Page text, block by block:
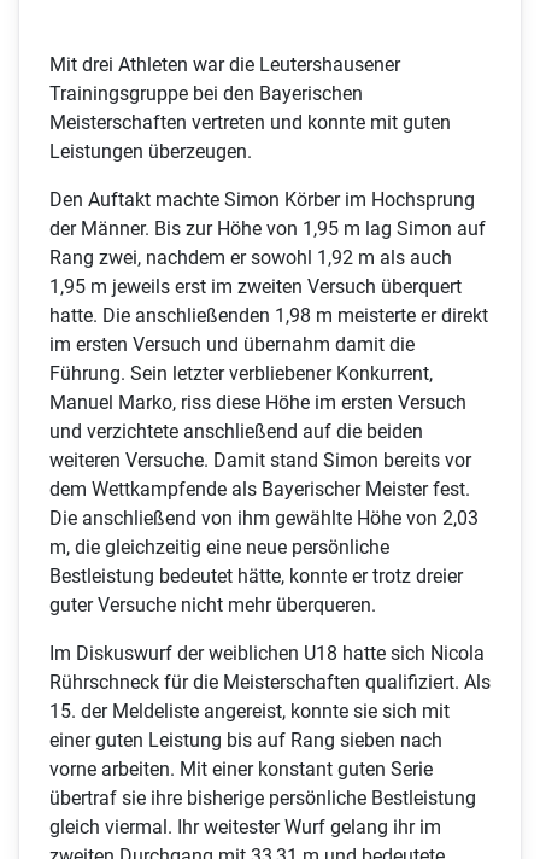
Mit drei Athleten war die Leutershausener
Trainingsgruppe bei den Bayerischen
Meisterschaften vertreten und konnte mit guten
Leistungen überzeugen.
Den Auftakt machte Simon Körber im Hochsprung
der Männer. Bis zur Höhe von 1,95 m lag Simon auf
Rang zwei, nachdem er sowohl 1,92 m als auch
1,95 m jeweils erst im zweiten Versuch überquert
hatte. Die anschließenden 1,98 m meisterte er direkt
im ersten Versuch und übernahm damit die
Führung. Sein letzter verbliebener Konkurrent,
Manuel Marko, riss diese Höhe im ersten Versuch
und verzichtete anschließend auf die beiden
weiteren Versuche. Damit stand Simon bereits vor
dem Wettkampfende als Bayerischer Meister fest.
Die anschließend von ihm gewählte Höhe von 2,03
m, die gleichzeitig eine neue persönliche
Bestleistung bedeutet hätte, konnte er trotz dreier
guter Versuche nicht mehr überqueren.
Im Diskuswurf der weiblichen U18 hatte sich Nicola
Rührschneck für die Meisterschaften qualifiziert. Als
15. der Meldeliste angereist, konnte sie sich mit
einer guten Leistung bis auf Rang sieben nach
vorne arbeiten. Mit einer konstant guten Serie
übertraf sie ihre bisherige persönliche Bestleistung
gleich viermal. Ihr weitester Wurf gelang ihr im